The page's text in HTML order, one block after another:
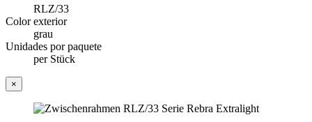
RLZ/33
Color exterior
grau
Unidades por paquete
per Stück
×